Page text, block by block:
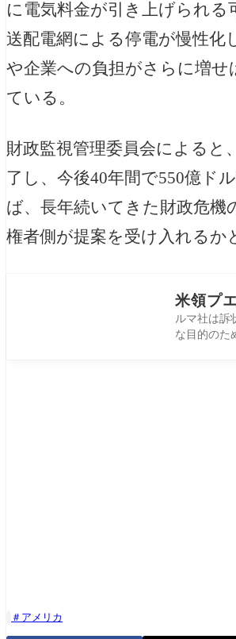
に電気料金が引き上げられ
送配電網による停電が慢性化
や企業への負担がさらに増せ
ている。
財政監視管理委員会によると
了し、今後40年間で550億ド
ば、長年続いてきた財政危機
権者側が提案を受け入れるか
米領プ
ルマ社は訴
な目的のた
アメリカ